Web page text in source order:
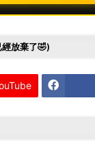
放棄了🤣)